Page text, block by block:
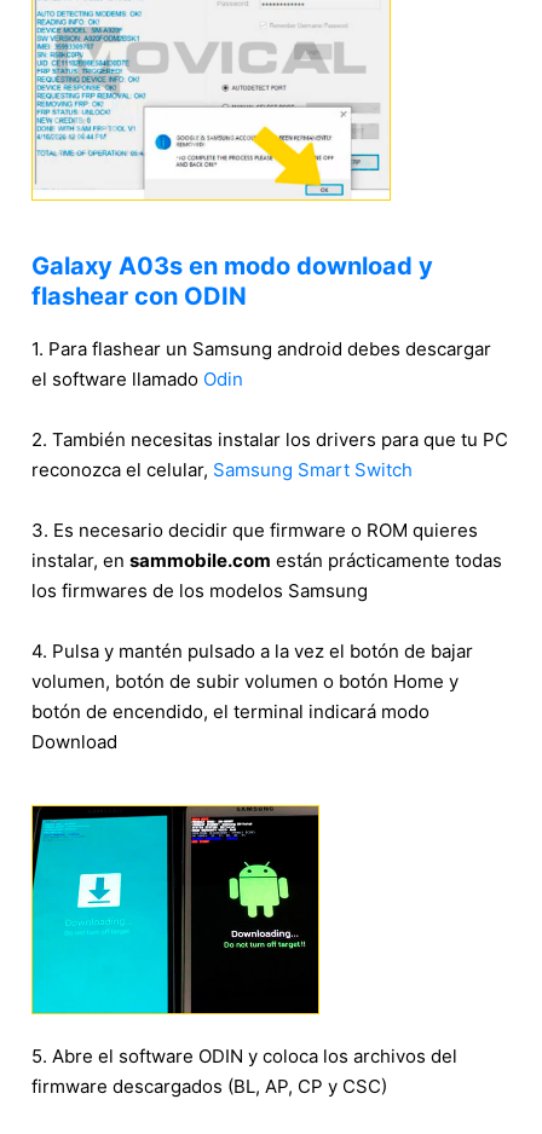
Galaxy A03s en modo download y
flashear con ODIN
1. Para flashear un Samsung android debes descargar
el software llamado Odin
2. También necesitas instalar los drivers para que tu PC
reconozca el celular, Samsung Smart Switch
3. Es necesario decidir que firmware o ROM quieres
instalar, en sammobile.com están prácticamente todas
los firmwares de los modelos Samsung
4. Pulsa y mantén pulsado a la vez el botón de bajar
volumen, botón de subir volumen o botón Home y
botón de encendido, el terminal indicará modo
Download
5. Abre el software ODIN y coloca los archivos del
firmware descargados (BL, AP, CP y CSC)